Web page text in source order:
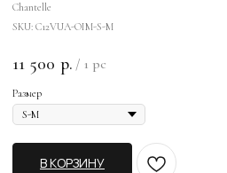
Chantelle
SKU: C12VUA-OIM-S-M
11 500 р. / 1 pc
Размер
В КОРЗИНУ